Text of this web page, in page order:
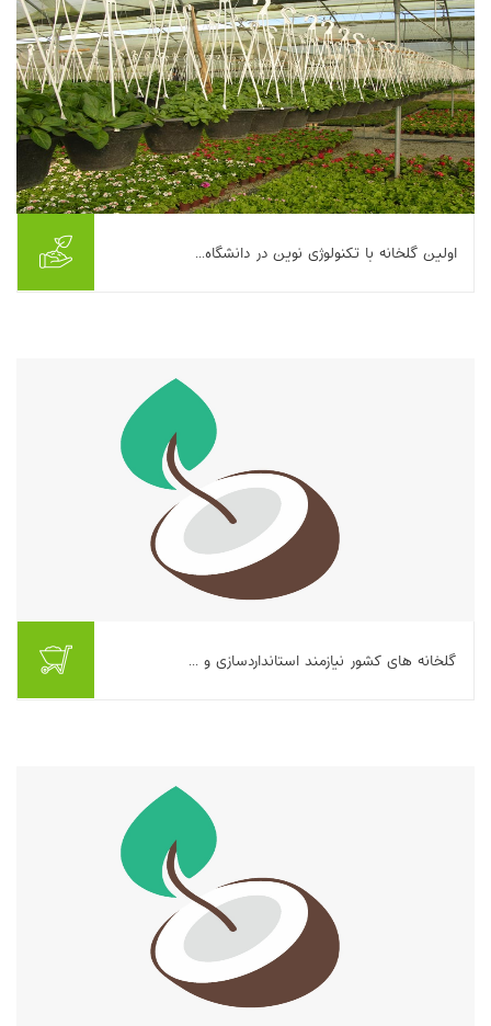
در این مقاله، ساخت و راه‌اندازی نخستین گلخانه مجهز به فناوری‌های
اولین گلخانه با تکنولوژی نوین در دانشگاه...
گلخانه های کشور نیازمند استانداردسازی و ...